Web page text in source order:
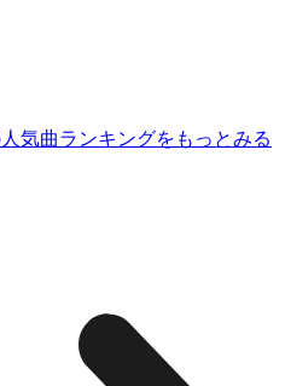
気曲ランキングをもっとみる